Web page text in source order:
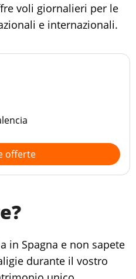
voli giornalieri per le
e internazionali.
offerte
in Spagna e non sapete
durante il vostro